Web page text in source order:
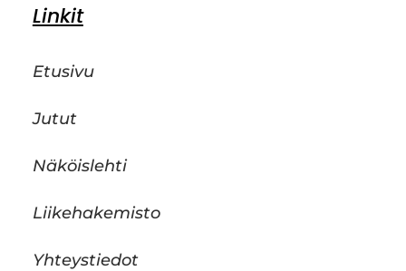
Linkit
Etusivu
Jutut
Näköislehti
Liikehakemisto
Yhteystiedot